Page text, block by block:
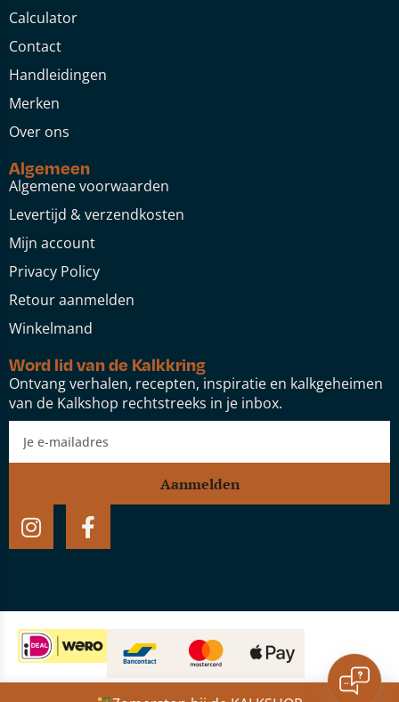
Calculator
Contact
Handleidingen
Merken
Over ons
Algemeen
Algemene voorwaarden
Levertijd & verzendkosten
Mijn account
Privacy Policy
Retour aanmelden
Winkelmand
Word lid van de Kalkkring
Ontvang verhalen, recepten, inspiratie en kalkgeheimen
van de Kalkshop rechtstreeks in je inbox.
Aanmelden
Website door:Studio Speel